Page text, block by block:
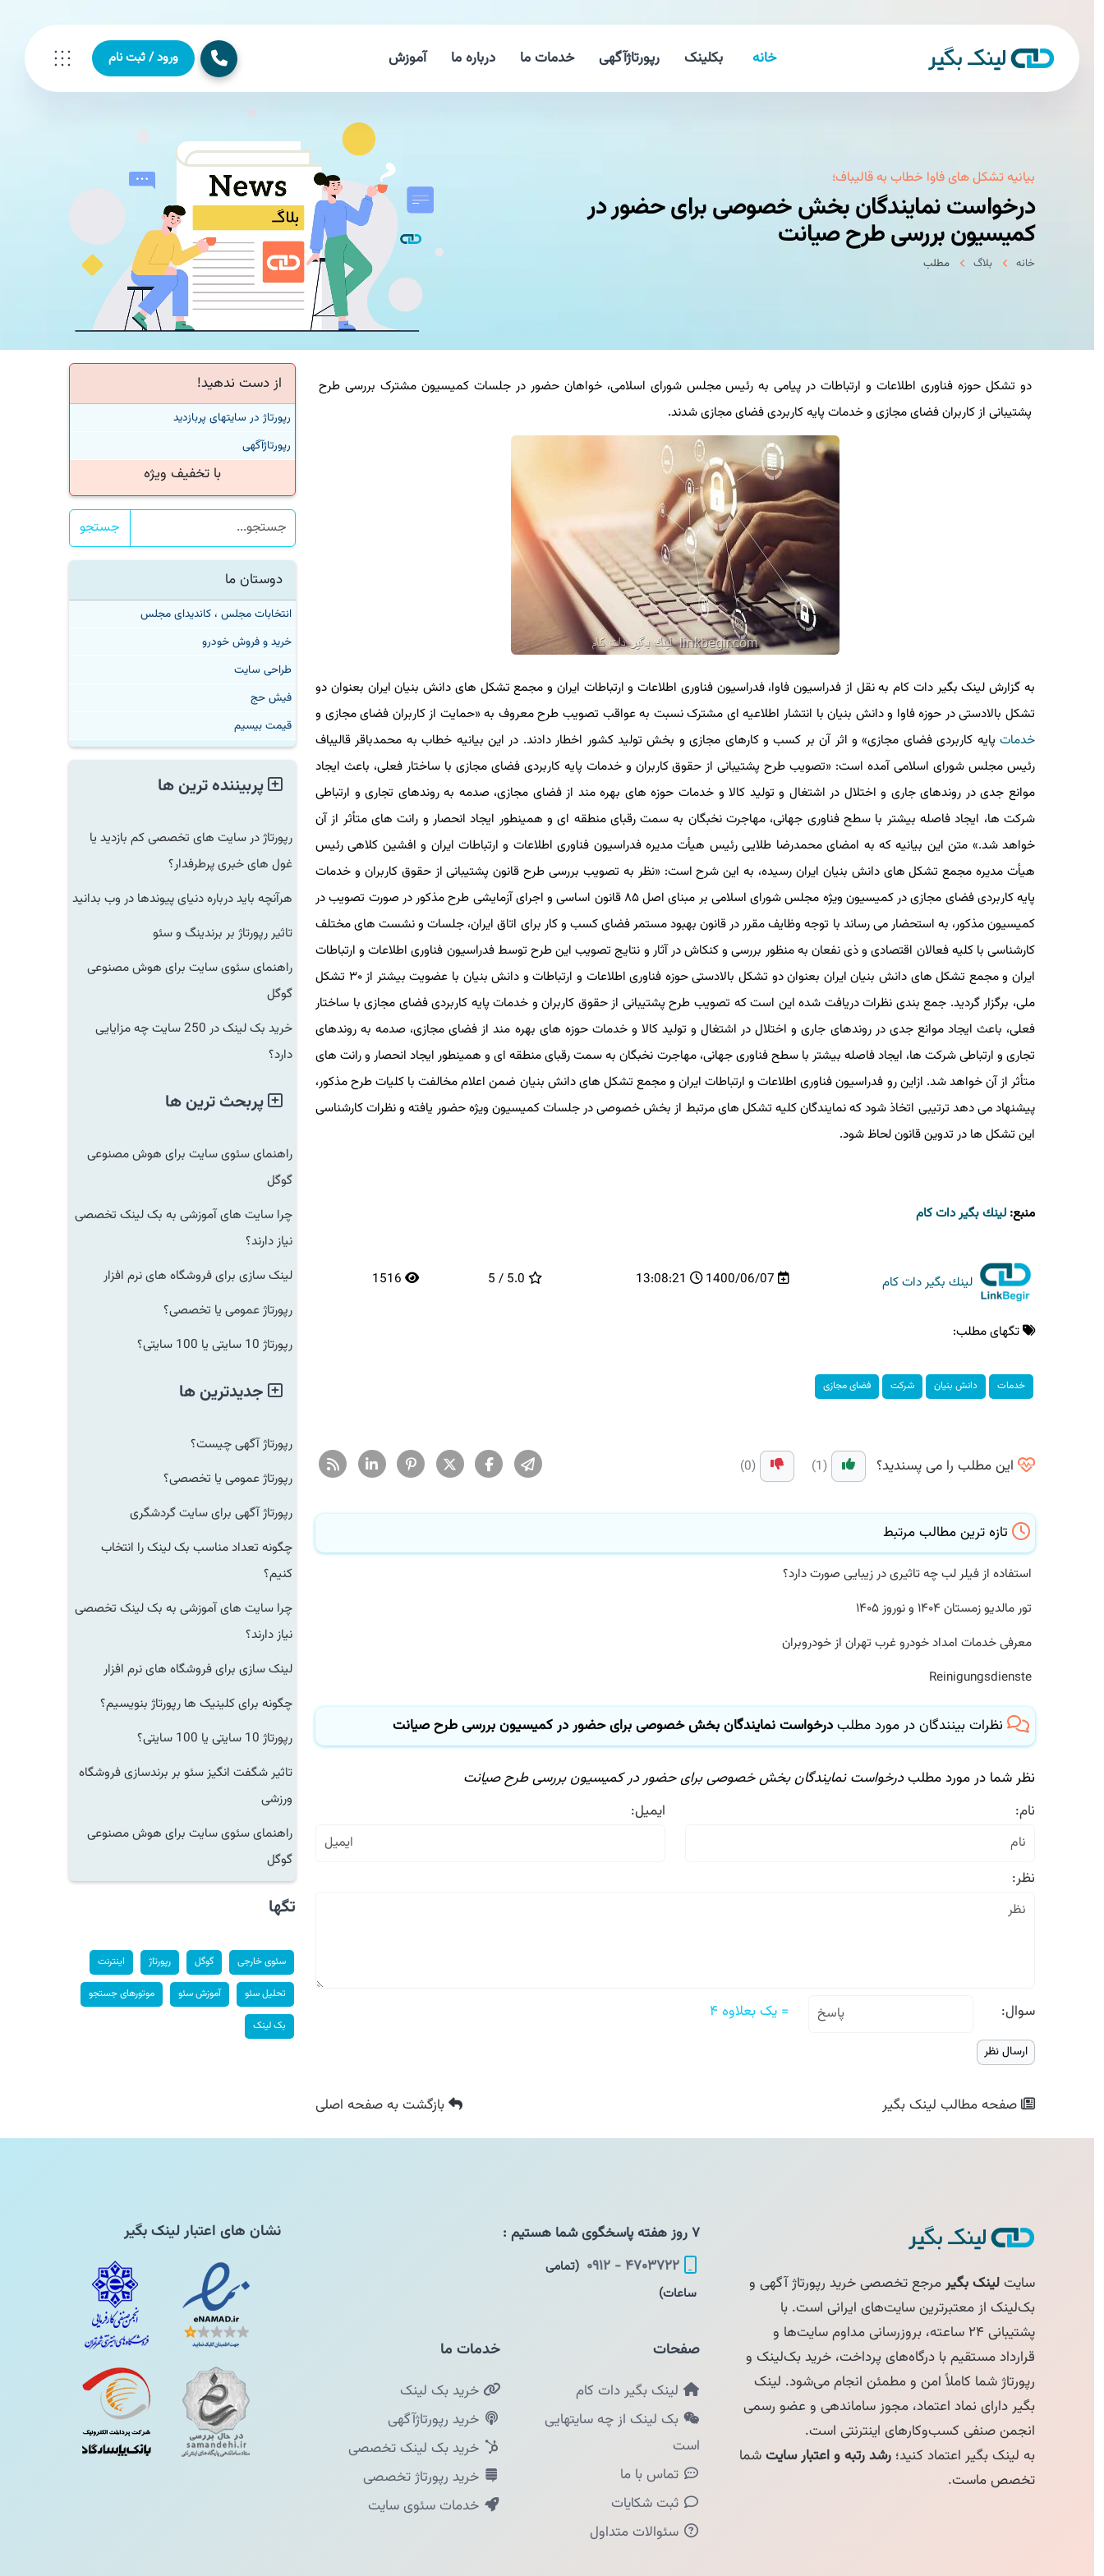
خانه بکلینک رپورتاژآگهی خدمات ما درباره ما آموزش ورود / ثبت نام
بیانیه تشكل های فاوا خطاب به قالیباف؛
درخواست نمایندگان بخش خصوصی برای حضور در
کمیسیون بررسی طرح صیانت
خانه بلاگ مطلب
دو تشکل حوزه فناوری اطلاعات و ارتباطات در پیامی به رئیس مجلس شورای اسلامی، خواهان حضور در جلسات کمیسیون مشترک بررسی طرح
پشتیبانی از کاربران فضای مجازی و خدمات پایه کاربردی فضای مجازی شدند.
به گزارش لینک بگیر دات کام به نقل از فدراسیون فاوا، فدراسیون فناوری اطلاعات و ارتباطات ایران و مجمع تشکل های دانش بنیان ایران بعنوان دو
تشکل بالادستی در حوزه فاوا و دانش بنیان با انتشار اطلاعیه ای مشترک نسبت به عواقب تصویب طرح معروف به «حمایت از کاربران فضای مجازی و
خدماتپایه کاربردی فضای مجازی» و اثر آن بر کسب و کارهای مجازی و بخش تولید کشور اخطار دادند. در این بیانیه خطاب به محمدباقر قالیباف
رئیس مجلس شورای اسلامی آمده است: «تصویب طرح پشتیبانی از حقوق کاربران و خدمات پایه کاربردی فضای مجازی با ساختار فعلی، باعث ایجاد
موانع جدی در روندهای جاری و اختلال در اشتغال و تولید کالا و خدمات حوزه های بهره مند از فضای مجازی، صدمه به روندهای تجاری و ارتباطی
شرکت ها، ایجاد فاصله بیشتر با سطح فناوری جهانی، مهاجرت نخبگان به سمت رقبای منطقه ای و همینطور ایجاد انحصار و رانت های متأثر از آن
خواهد شد.» متن این بیانیه که به امضای محمدرضا طلایی رئیس هیأت مدیره فدراسیون فناوری اطلاعات و ارتباطات ایران و افشین کلاهی رئیس
هیأت مدیره مجمع تشکل های دانش بنیان ایران رسیده، به این شرح است: «نظر به تصویب بررسی طرح قانون پشتیبانی از حقوق کاربران و خدمات
پایه کاربردی فضای مجازی در کمیسیون ویژه مجلس شورای اسلامی بر مبنای اصل ۸۵ قانون اساسی و اجرای آزمایشی طرح مذکور در صورت تصویب در
کمیسیون مذکور، به استحضار می رساند با توجه وظایف مقرر در قانون بهبود مستمر فضای کسب و کار برای اتاق ایران، جلسات و نشست های مختلف
کارشناسی با کلیه فعالان اقتصادی و ذی نفعان به منظور بررسی و کنکاش در آثار و نتایج تصویب این طرح توسط فدراسیون فناوری اطلاعات و ارتباطات
ایران و مجمع تشکل های دانش بنیان ایران بعنوان دو تشکل بالادستی حوزه فناوری اطلاعات و ارتباطات و دانش بنیان با عضویت بیشتر از ۳۰ تشکل
ملی، برگزار گردید. جمع بندی نظرات دریافت شده این است که تصویب طرح پشتیبانی از حقوق کاربران و خدمات پایه کاربردی فضای مجازی با ساختار
فعلی، باعث ایجاد موانع جدی در روندهای جاری و اختلال در اشتغال و تولید کالا و خدمات حوزه های بهره مند از فضای مجازی، صدمه به روندهای
تجاری و ارتباطی شرکت ها، ایجاد فاصله بیشتر با سطح فناوری جهانی، مهاجرت نخبگان به سمت رقبای منطقه ای و همینطور ایجاد انحصار و رانت های
متأثر از آن خواهد شد. ازاین رو فدراسیون فناوری اطلاعات و ارتباطات ایران و مجمع تشکل های دانش بنیان ضمن اعلام مخالفت با کلیات طرح مذکور،
پیشنهاد می دهد ترتیبی اتخاذ شود که نمایندگان کلیه تشکل های مرتبط از بخش خصوصی در جلسات کمیسیون ویژه حضور یافته و نظرات کارشناسی
این تشکل ها در تدوین قانون لحاظ شود.
منبع:لینك بگیر دات كام
لینك بگیر دات كام 1400/06/07
13:08:21
5.0 / 5
1516
تگهای مطلب:
خدمات دانش بنیان شركت فضای مجازی
این مطلب را می پسندید؟
تازه ترین مطالب مرتبط
استفاده از فیلر لب چه تاثیری در زیبایی صورت دارد؟
تور مالدیو زمستان ۱۴۰۴ و نوروز ۱۴۰۵
معرفی خدمات امداد خودرو غرب تهران از خودروبران
Reinigungsdienste
نظرات بینندگان در مورد مطلبدرخواست نمایندگان بخش خصوصی برای حضور در کمیسیون بررسی طرح صیانت
نظر شما در مورد مطلبدرخواست نمایندگان بخش خصوصی برای حضور در کمیسیون بررسی طرح صیانت
نام:
ایمیل:
نظر:
سوال: = یک بعلاوه ۴
صفحه مطالبلینک بگیر بازگشتبه صفحه اصلی
از دست ندهید!
رپورتاژ در سایتهای پربازدید
رپورتاژآگهی
با تخفیف ویژه
جستجو
دوستان ما
انتخابات مجلس ، کاندیدای مجلس
خرید و فروش خودرو
طراحی سایت
فیش حج
قیمت بیسیم
پربیننده ترین ها
رپورتاژ در سایت های تخصصی کم بازدید یا
غول های خبری پرطرفدار؟
هرآنچه باید درباره دنیای پیوندها در وب بدانید
تاثیر رپورتاژ بر برندینگ و سئو
راهنمای سئوی سایت برای هوش مصنوعی
گوگل
خرید بک لینک در 250 سایت چه مزایایی
دارد؟
پربحث ترین ها
راهنمای سئوی سایت برای هوش مصنوعی
گوگل
چرا سایت های آموزشی به بک لینک تخصصی
نیاز دارند؟
لینک سازی برای فروشگاه های نرم افزار
رپورتاژ عمومی یا تخصصی؟
رپورتاژ 10 سایتی یا 100 سایتی؟
جدیدترین ها
رپورتاژ آگهی چیست؟
رپورتاژ عمومی یا تخصصی؟
رپورتاژ آگهی برای سایت گردشگری
چگونه تعداد مناسب بک لینک را انتخاب
کنیم؟
چرا سایت های آموزشی به بک لینک تخصصی
نیاز دارند؟
لینک سازی برای فروشگاه های نرم افزار
چگونه برای کلینیک ها رپورتاژ بنویسیم؟
رپورتاژ 10 سایتی یا 100 سایتی؟
تاثیر شگفت انگیز سئو بر برندسازی فروشگاه
ورزشی
راهنمای سئوی سایت برای هوش مصنوعی
گوگل
تگها
سئوی خارجی گوگل رپورتاژ اینترنت
تحلیل سئو آموزش سئو موتورهای جستجو
بک لینک
سایتلینک بگیرمرجع تخصصی خرید رپورتاژ آگهی و
بک‌لینک از معتبرترین سایت‌های ایرانی است. با
پشتیبانی ۲۴ ساعته، بروزرسانی مداوم سایت‌ها و
قرارداد مستقیم با درگاه‌های پرداخت، خرید بک‌لینک و
رپورتاژ شما کاملاً امن و مطمئن انجام می‌شود. لینک
بگیر دارای نماد اعتماد، مجوز ساماندهی و عضو رسمی
انجمن صنفی کسب‌وکارهای اینترنتی است.
به لینک بگیر اعتماد کنید؛رشد رتبه و اعتبار سایتشما
تخصص ماست.
۴۷۰۳۷۲۲ - ۰۹۱۲
(تمامی
ساعات)
صفحات
لینک بگیر دات کام
بک لینک از چه سایتهایی
است
تماس با ما
ثبت شکایات
سئوالات متداول
خدمات ما
خرید بک لینک
خرید رپورتاژآگهی
خرید بک لینک تخصصی
خرید رپورتاژ تخصصی
خدمات سئوی سایت
نشان های اعتبار لینک بگیر